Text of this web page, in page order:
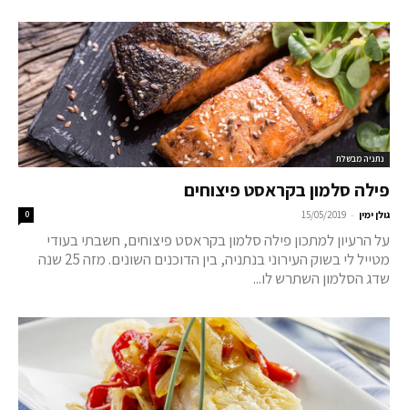
נתניה מבשלת
פילה סלמון בקראסט פיצוחים
גולן ימין -
15/05/2019
0
על הרעיון למתכון פילה סלמון בקראסט פיצוחים, חשבתי בעודי
מטייל לי בשוק העירוני בנתניה, בין הדוכנים השונים. מזה 25 שנה
שדג הסלמון השתרש לו...